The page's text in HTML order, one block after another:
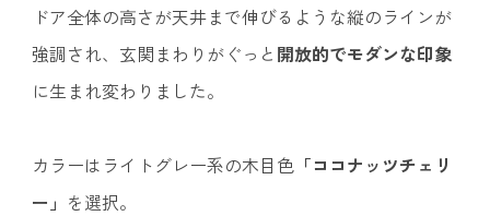
ドア全体の高さが天井まで伸びるような縦のラインが
強調され、玄関まわりがぐっと 開放的でモダンな印象
に生まれ変わりました。
カラーはライトグレー系の木目色「ココナッツチェリ
ー」 を選択。